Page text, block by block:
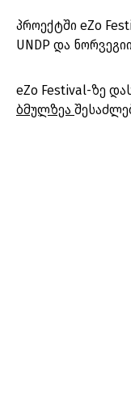
პროექტში eZo
UNDP და
eZo Festival-ზე
ბმულზეა